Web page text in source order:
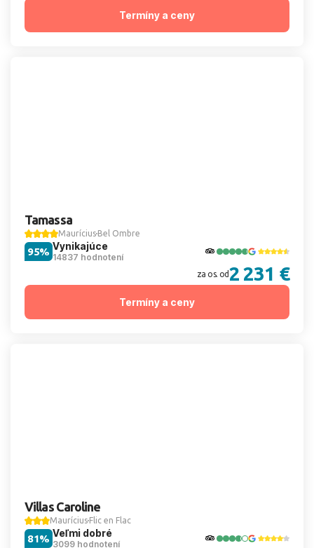
Termíny a ceny
Tamassa
Maurícius Bel Ombre
Vynikajúce
14837 hodnotení
95%
za os. od2 231 €
Termíny a ceny
Villas Caroline
Maurícius Flic en Flac
Veľmi dobré
3099 hodnotení
81%